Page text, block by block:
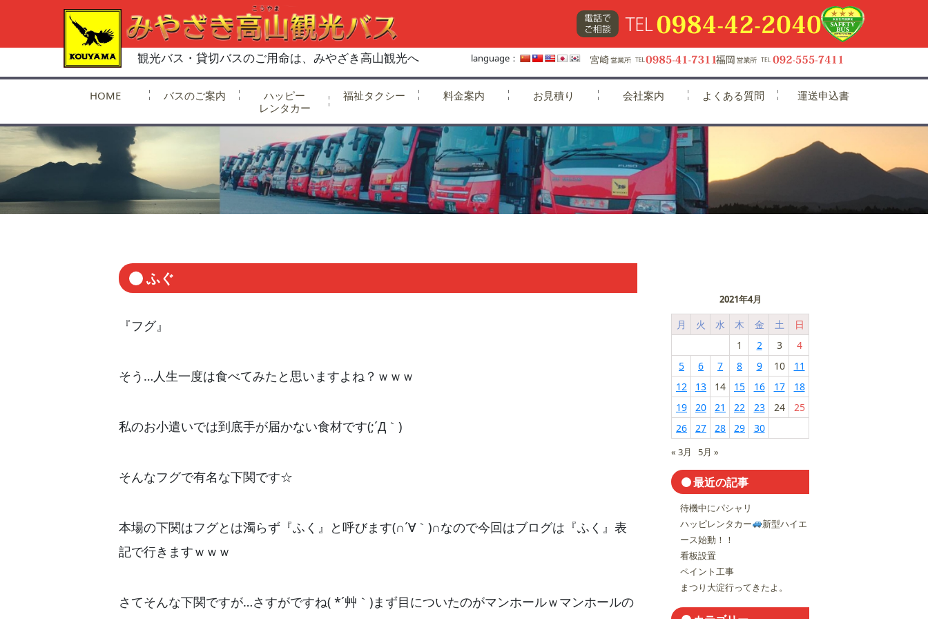
観光バス・貸切バスのご用命は、みやざき高山観光へ language：
HOME バスのご案内
ハッピー
レンタカー
福祉タクシー 料金案内 お見積り 会社案内 よくある質問 運送申込書
ふぐ
『フグ』
そう…人生一度は食べてみたと思いますよね？ｗｗｗ
私のお小遣いでは到底手が届かない食材です(;´Д｀)
そんなフグで有名な下関です☆
本場の下関はフグとは濁らず『ふく』と呼びます(∩´∀｀)∩なので今回はブログは『ふく』表
記で行きますｗｗｗ
さてそんな下関ですが…さすがですね( *´艸｀)まず目についたのがマンホールｗマンホールの
2021年4月
月 火 水 木 金 土
日
1
2 3
4
5
6 7 8 9 10
11
12
13 14 15 16 17
18
19
20 21 22 23 24
25
26
27 28 29 30
« 3月 5月 »
最近の記事
待機中にパシャリ
ハッピレンタカー
新型ハイエ
ース始動！！
看板設置
ペイント工事
まつり大淀行ってきたよ。